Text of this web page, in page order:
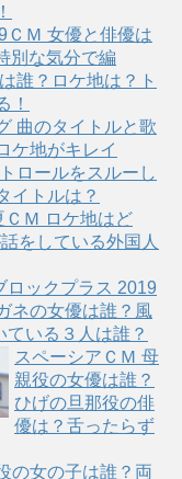
ＣＭ 女優と俳優は
別な気分で編
誰？ロケ地は？ト
！
曲のタイトルと歌
ケ地がキレイ
ロールをスルーし
イトルは？
Ｍ ロケ地はど
をしている外国人
ロックプラス 2019
ネの女優は誰？風
ている３人は誰？
スペーシアＣＭ 母
親役の女優は誰？
ひげの旦那役の俳
優は？舌ったらず
の女の子は誰？両